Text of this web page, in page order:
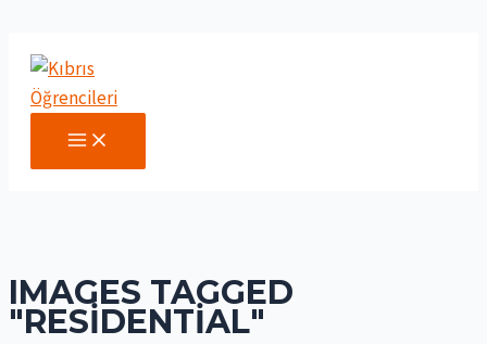
atla
MAIN
MENU
IMAGES TAGGED
"RESIDENTIAL"